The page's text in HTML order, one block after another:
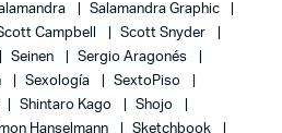
Salamandra Graphic
Campbell
Scott Snyder
Seinen
Sergio Aragonés
Sexología
SextoPiso
Shintaro Kago
Shojo
Hanselmann Sketchbook